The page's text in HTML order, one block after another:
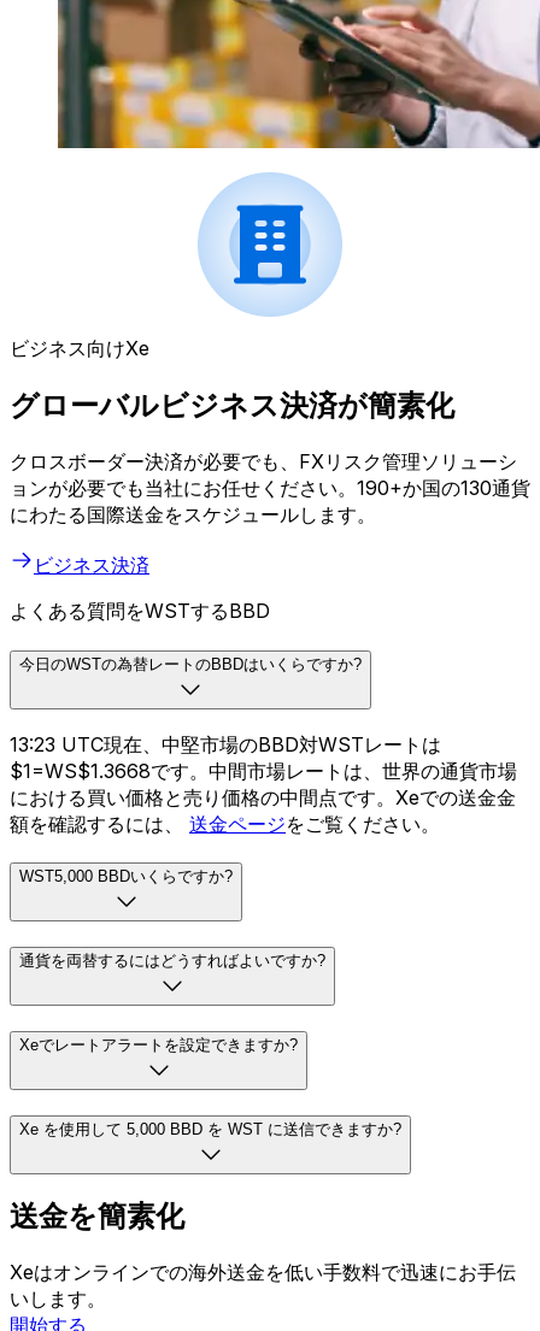
ビジネス向けXe
グローバルビジネス決済が簡素化
クロスボーダー決済が必要でも、FXリスク管理ソリューシ
ョンが必要でも当社にお任せください。190+か国の130通貨
にわたる国際送金をスケジュールします。
ビジネス決済
よくある質問をWSTするBBD
今日のWSTの為替レートのBBDはいくらですか?
13:23 UTC現在、中堅市場のBBD対WSTレートは
$1=WS$1.3668です。中間市場レートは、世界の通貨市場
における買い価格と売り価格の中間点です。Xeでの送金金
額を確認するには、 送金ページをご覧ください。
WST5,000 BBDいくらですか?
通貨を両替するにはどうすればよいですか?
Xeでレートアラートを設定できますか?
Xe を使用して 5,000 BBD を WST に送信できますか?
送金を簡素化
Xeはオンラインでの海外送金を低い手数料で迅速にお手伝
いします。
開始する